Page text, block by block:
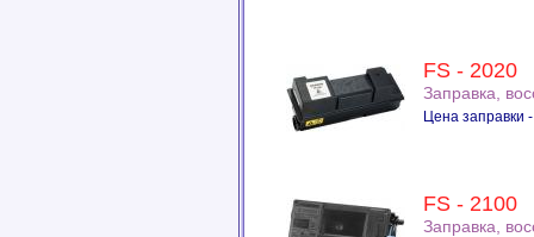
FS - 2020
Заправка,
Цена заправки
FS - 2100
Заправка,